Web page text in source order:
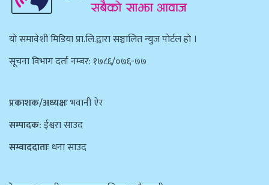
याे समावेशी मिडिया प्रा.लि.द्वारा सञ्चालित न्युज पाेर्टल हाे ।
सूचना विभाग दर्ता नम्बर: १७८६/०७६-७७
प्रकाशक/अध्यक्षःभवानी ऐर
सम्पादक:ईश्वरा साउद
सम्वाददाताःधना साउद